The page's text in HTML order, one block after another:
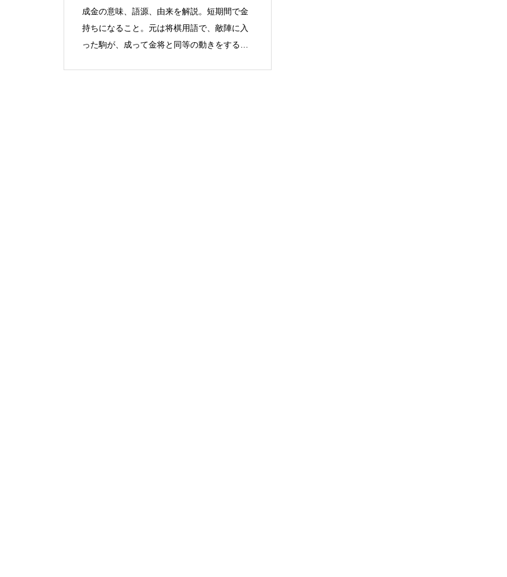
成金の意味、語源、由来を解説。短期間で金
持ちになること。元は将棋用語で、敵陣に入
った駒が、成って金将と同等の動きをするも